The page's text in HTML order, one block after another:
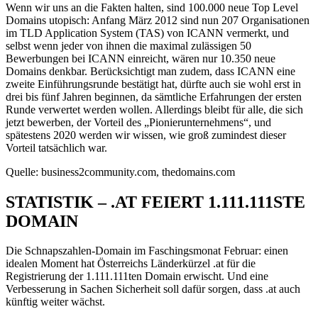
Wenn wir uns an die Fakten halten, sind 100.000 neue Top Level
Domains utopisch: Anfang März 2012 sind nun 207 Organisationen
im TLD Application System (TAS) von ICANN vermerkt, und
selbst wenn jeder von ihnen die maximal zulässigen 50
Bewerbungen bei ICANN einreicht, wären nur 10.350 neue
Domains denkbar. Berücksichtigt man zudem, dass ICANN eine
zweite Einführungsrunde bestätigt hat, dürfte auch sie wohl erst in
drei bis fünf Jahren beginnen, da sämtliche Erfahrungen der ersten
Runde verwertet werden wollen. Allerdings bleibt für alle, die sich
jetzt bewerben, der Vorteil des „Pionierunternehmens“, und
spätestens 2020 werden wir wissen, wie groß zumindest dieser
Vorteil tatsächlich war.
Quelle: business2community.com, thedomains.com
STATISTIK – .AT FEIERT 1.111.111STE
DOMAIN
Die Schnapszahlen-Domain im Faschingsmonat Februar: einen
idealen Moment hat Österreichs Länderkürzel .at für die
Registrierung der 1.111.111ten Domain erwischt. Und eine
Verbesserung in Sachen Sicherheit soll dafür sorgen, dass .at auch
künftig weiter wächst.